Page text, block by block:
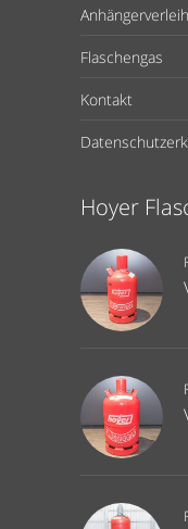
Anhängerverleih
Flaschengas
Kontakt
Hoyer